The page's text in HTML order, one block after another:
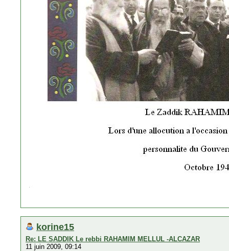
korine15
Re: LE SADDIK Le rebbi RAHAMIM MELLUL -ALCAZAR
11 juin 2009, 09:14